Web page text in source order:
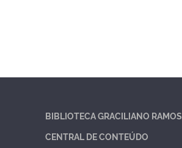
BIBLIOTECA GRACILIANO RAMOS
CENTRAL DE CONTEÚDO